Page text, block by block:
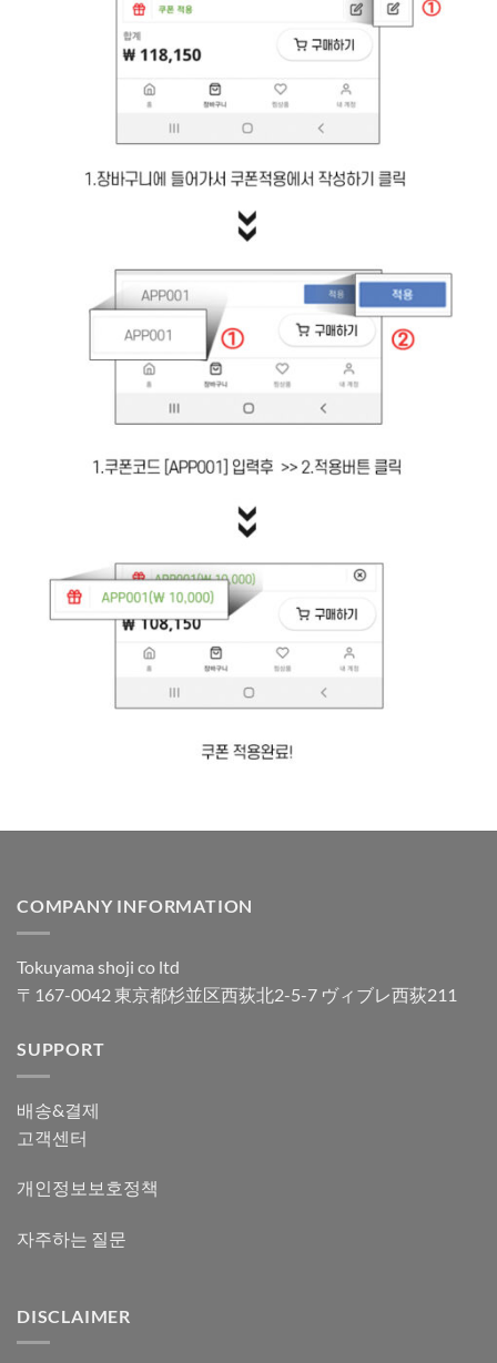
COMPANY INFORMATION
Tokuyama shoji co ltd
〒167-0042 東京都杉並区西荻北2-5-7 ヴィブレ西荻211
SUPPORT
배송&결제
고객센터
개인정보보호정책
자주하는 질문
DISCLAIMER